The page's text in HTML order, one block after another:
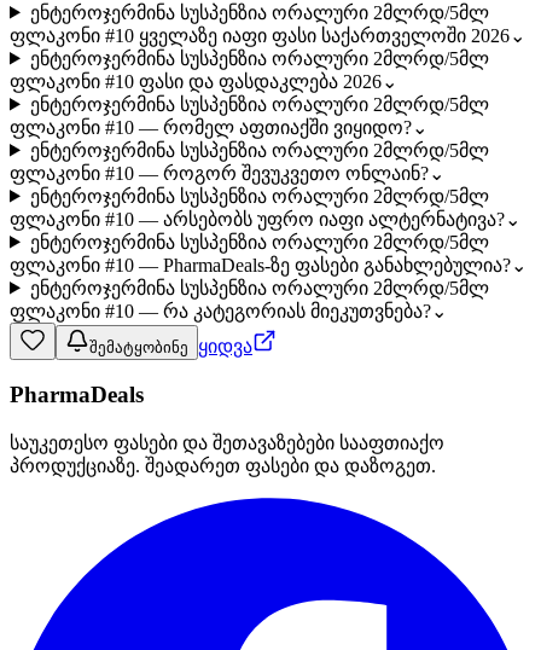
ენტეროჯერმინა სუსპენზია ორალური 2მლრდ/5მლ
ფლაკონი #10 ყველაზე იაფი ფასი საქართველოში 2026⌄
ენტეროჯერმინა სუსპენზია ორალური 2მლრდ/5მლ
ფლაკონი #10 ფასი და ფასდაკლება 2026⌄
ენტეროჯერმინა სუსპენზია ორალური 2მლრდ/5მლ
ფლაკონი #10 — რომელ აფთიაქში ვიყიდო?⌄
ენტეროჯერმინა სუსპენზია ორალური 2მლრდ/5მლ
ფლაკონი #10 — როგორ შევუკვეთო ონლაინ?⌄
ენტეროჯერმინა სუსპენზია ორალური 2მლრდ/5მლ
ფლაკონი #10 — არსებობს უფრო იაფი ალტერნატივა?⌄
ენტეროჯერმინა სუსპენზია ორალური 2მლრდ/5მლ
ფლაკონი #10 — PharmaDeals-ზე ფასები განახლებულია?⌄
ენტეროჯერმინა სუსპენზია ორალური 2მლრდ/5მლ
ფლაკონი #10 — რა კატეგორიას მიეკუთვნება?⌄
შემატყობინე ყიდვა
PharmaDeals
საუკეთესო ფასები და შეთავაზებები სააფთიაქო
პროდუქციაზე. შეადარეთ ფასები და დაზოგეთ.